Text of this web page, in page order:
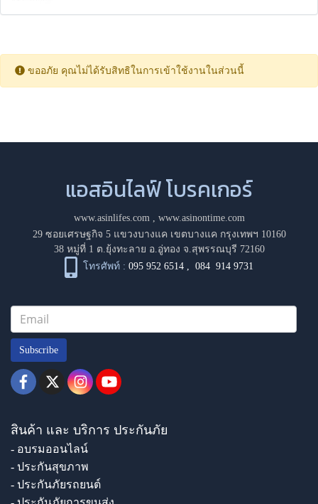
ขออภัย คุณไม่ได้รับสิทธิในการเข้าใช้งานในส่วนนี้
แอสอินไลฟ์ โบรคเกอร์
www.asinlifes.com, www.asinontime.com
29 ซอยเศรษฐกิจ 5 แขวงบางแค เขตบางแค กรุงเทพฯ 10160
38 หมู่ที่ 1 ต.ยุ้งทะลาย อ.อู่ทอง จ.สุพรรณบุรี 72160
โทรศัพท์ : 095 952 6514 ,084 914 9731
Subscribe
สินค้า และ บริการ ประกันภัย
- อบรมออนไลน์
- ประกันสุขภาพ
- ประกันภัยรถยนต์